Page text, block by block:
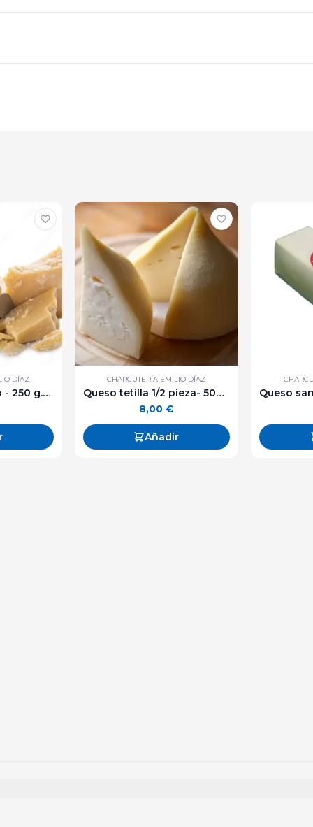
DÍAZ
Queso parmesano - 250 g. aprox.
CHARCUTERÍA EMILIO DÍAZ
Queso tetilla 1/2 pieza- 500 g. aprox.
8,00 €
Añadir